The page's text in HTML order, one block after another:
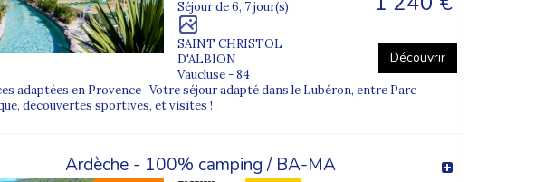
Séjour de 6, 7 jour(s)
SAINT CHRISTOL
D'ALBION
Vaucluse - 84
Découvrir
adaptées en Provence Votre séjour adapté dans le Lubéron, entre Parc
découvertes sportives, et visites !
Ardèche - 100% camping / BA-MA